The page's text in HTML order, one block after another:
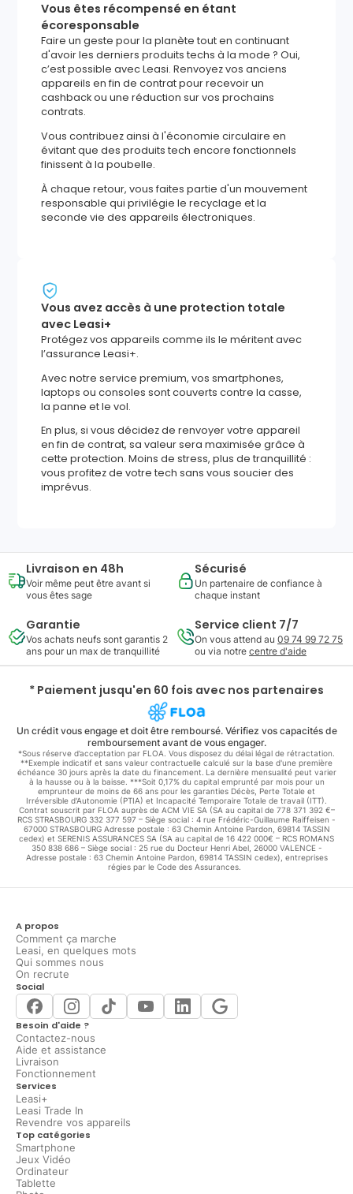
Vous êtes récompensé en étant
écoresponsable
Faire un geste pour la planète tout en continuant
d'avoir les derniers produits techs à la mode ? Oui,
c’est possible avec Leasi. Renvoyez vos anciens
appareils en fin de contrat pour recevoir un
cashback ou une réduction sur vos prochains
contrats.
Vous contribuez ainsi à l'économie circulaire en
évitant que des produits tech encore fonctionnels
finissent à la poubelle.
À chaque retour, vous faites partie d'un mouvement
responsable qui privilégie le recyclage et la
seconde vie des appareils électroniques.
Vous avez accès à une protection totale
avec Leasi+
Protégez vos appareils comme ils le méritent avec
l’assurance Leasi+.
Avec notre service premium, vos smartphones,
laptops ou consoles sont couverts contre la casse,
la panne et le vol.
En plus, si vous décidez de renvoyer votre appareil
en fin de contrat, sa valeur sera maximisée grâce à
cette protection. Moins de stress, plus de tranquillité :
vous profitez de votre tech sans vous soucier des
imprévus.
Livraison en 48h
Voir même peut être avant si
vous êtes sage
Sécurisé
Un partenaire de confiance à
chaque instant
Garantie
Vos achats neufs sont garantis 2
ans pour un max de tranquillité
Service client 7/7
On vous attend au 09 74 99 72 75
ou via notre centre d'aide
* Paiement jusqu'en 60 fois avec nos partenaires
Un crédit vous engage et doit être remboursé. Vérifiez vos capacités de
remboursement avant de vous engager.
*Sous réserve d’acceptation par FLOA. Vous disposez du délai légal de rétractation.
**Exemple indicatif et sans valeur contractuelle calculé sur la base d'une première
échéance 30 jours après la date du financement. La dernière mensualité peut varier
à la hausse ou à la baisse. ***Soit 0,17% du capital emprunté par mois pour un
emprunteur de moins de 66 ans pour les garanties Décès, Perte Totale et
Irréversible d'Autonomie (PTIA) et Incapacité Temporaire Totale de travail (ITT).
Contrat souscrit par FLOA auprès de ACM VIE SA (SA au capital de 778 371 392 €–
RCS STRASBOURG 332 377 597 – Siège social : 4 rue Frédéric-Guillaume Raiffeisen -
67000 STRASBOURG Adresse postale : 63 Chemin Antoine Pardon, 69814 TASSIN
cedex) et SERENIS ASSURANCES SA (SA au capital de 16 422 000€ – RCS ROMANS
350 838 686 – Siège social : 25 rue du Docteur Henri Abel, 26000 VALENCE -
Adresse postale : 63 Chemin Antoine Pardon, 69814 TASSIN cedex), entreprises
régies par le Code des Assurances.
A propos
Comment ça marche
Leasi, en quelques mots
Qui sommes nous
On recrute
Social
Besoin d'aide ?
Contactez-nous
Aide et assistance
Livraison
Fonctionnement
Services
Leasi+
Leasi Trade In
Revendre vos appareils
Top catégories
Smartphone
Jeux Vidéo
Ordinateur
Tablette